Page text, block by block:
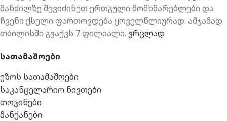
მანძილზე შევიძინეთ ერთგული მომხმარებლები და
ჩვენი ქსელი ფართოვდება ყოველწლიურად. ამჯამად
თბილისში გვაქვს 7 ფილიალი. ვრცლად
სათამაშოები
ეზოს სათამაშოები
საკანცელარიო ნივთები
თოჯინები
მანქანები